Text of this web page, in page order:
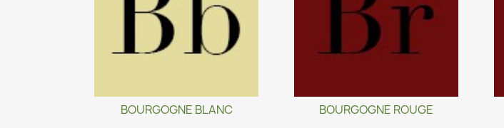
BOURGOGNE BLANC BOURGOGNE ROUGE